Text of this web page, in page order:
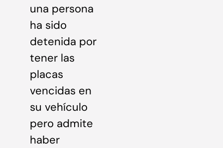
una persona
ha sido
detenida por
tener las
placas
vencidas en
su vehículo
pero admite
haber